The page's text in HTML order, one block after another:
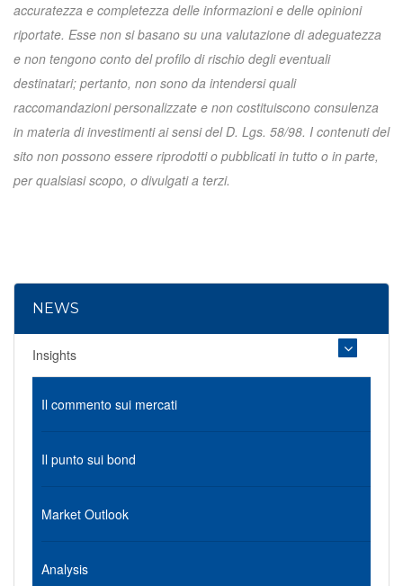
accuratezza e completezza delle informazioni e delle opinioni
riportate. Esse non si basano su una valutazione di adeguatezza
e non tengono conto del profilo di rischio degli eventuali
destinatari; pertanto, non sono da intendersi quali
raccomandazioni personalizzate e non costituiscono consulenza
in materia di investimenti ai sensi del D. Lgs. 58/98. I contenuti del
sito non possono essere riprodotti o pubblicati in tutto o in parte,
per qualsiasi scopo, o divulgati a terzi.
NEWS
Insights
Il commento sui mercati
Il punto sui bond
Market Outlook
Analysis